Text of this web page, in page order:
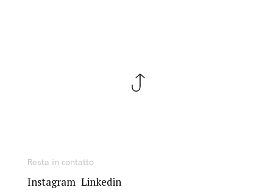
Resta in contatto
Instagram Linkedin